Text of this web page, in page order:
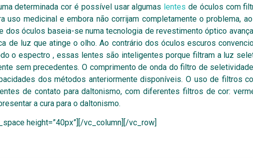
determinada cor é possível usar algumas lentes de óculos com
uso medicinal e embora não corrijam completamente o problema,
dos óculos baseia-se numa tecnologia de revestimento óptico
de luz que atinge o olho. Ao contrário dos óculos escuros
o espectro , essas lentes são inteligentes porque filtram a luz
sem precedentes. O comprimento de onda do filtro de
dos métodos anteriormente disponíveis. O uso de filtros
de contato para daltonismo, com diferentes filtros de cor:
a cura para o daltonismo.
height=”40px”][/vc_column][/vc_row]